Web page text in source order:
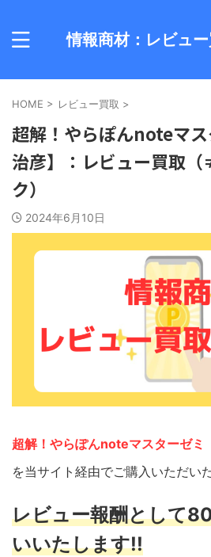
情報商材：レビュ
HOME > レビュー買取 >
超解！やらぽんnoteマ
治彦】：レビュー買取
ク）
2024年6月10日
超解！やらぽんnoteマスターゼミ
を当サイト経由でご購入いただい
レビュー報酬として
いいたします!!